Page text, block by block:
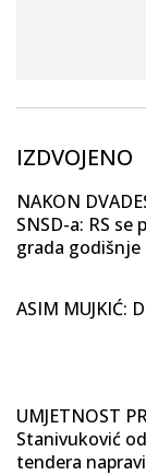
IZDVOJENO
NAKON
SNSD-a: RS
grada godišnje
ASIM MUJKIĆ:
UMJETNOST
Stanivuković
tendera